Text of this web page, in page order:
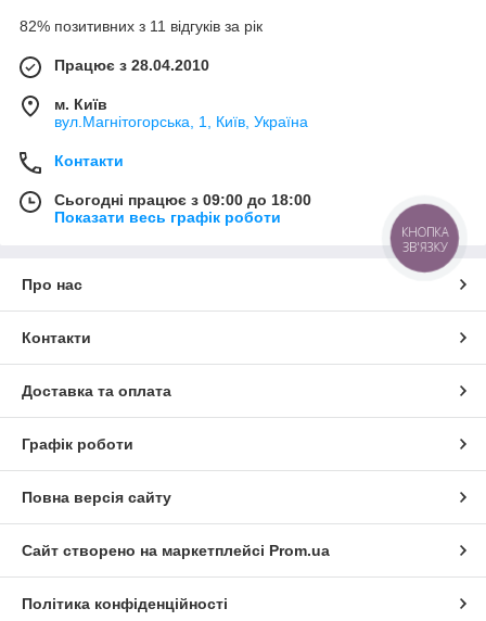
82% позитивних з 11 відгуків за рік
Працює з 28.04.2010
м. Київ
вул.Магнітогорська, 1, Київ, Україна
Контакти
Сьогодні працює з 09:00 до 18:00
Показати весь графік роботи
Про нас
Контакти
Доставка та оплата
Графік роботи
Повна версія сайту
Сайт створено на маркетплейсі Prom.ua
Політика конфіденційності
КНОПКА
ЗВ'ЯЗКУ